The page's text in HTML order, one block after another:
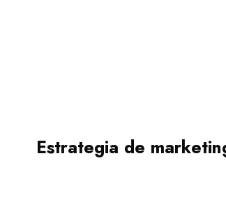
Estrategia de